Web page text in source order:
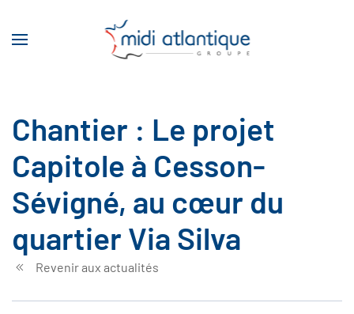
Skip to main content
Chantier : Le projet
Capitole à Cesson-
Sévigné, au cœur du
quartier Via Silva
Revenir aux actualités